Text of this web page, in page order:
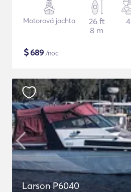
Motorová jachta
26 ft
8 m
4
$689 /noc
Larson P6040